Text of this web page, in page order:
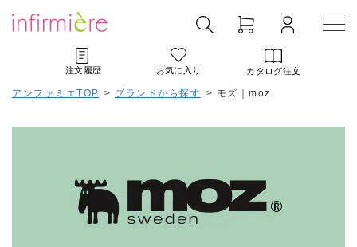
注文履歴 お気に入り カタログ注文
アンファミエTOP > ブランドから探す > モズ｜moz